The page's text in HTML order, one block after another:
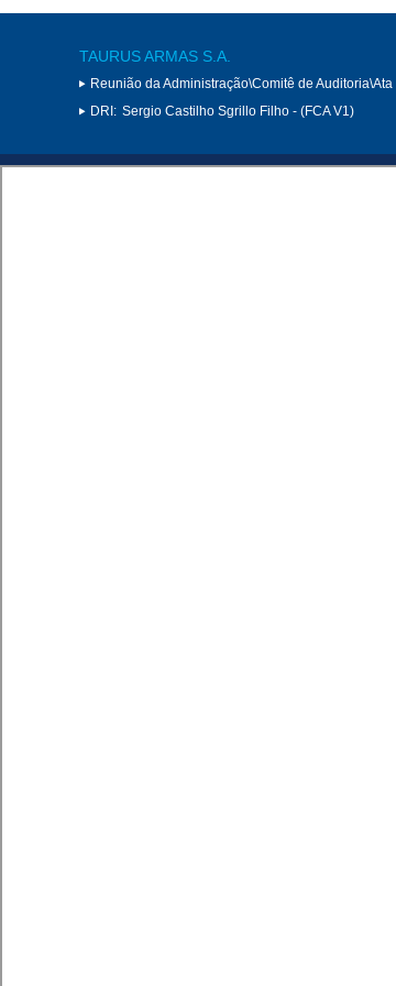
TAURUS ARMAS S.A.
Reunião da Administração\Comitê de Auditoria\Ata
DRI: Sergio Castilho Sgrillo Filho - (FCA V1)